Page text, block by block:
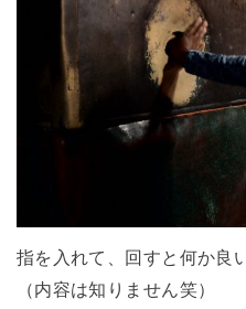
指を入れて、回すと何か良
（内容は知りません笑）